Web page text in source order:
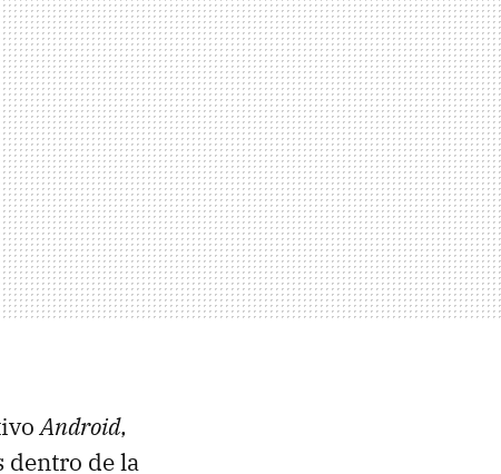
Android,
dentro de la